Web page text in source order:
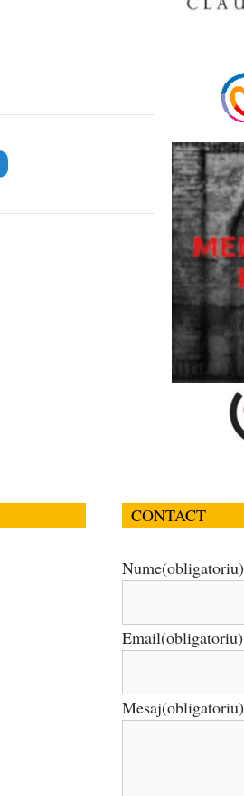
CONTACT
Nume(obligatoriu)
Email(obligatoriu)
Mesaj(obligatoriu)